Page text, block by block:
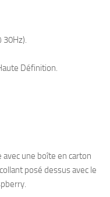
30Hz).
Définition.
une boîte en carton
posé dessus avec le